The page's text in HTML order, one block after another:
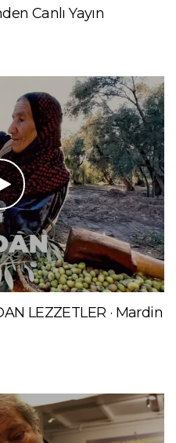
Canlı Yayın
LEZZETLER · Mardin